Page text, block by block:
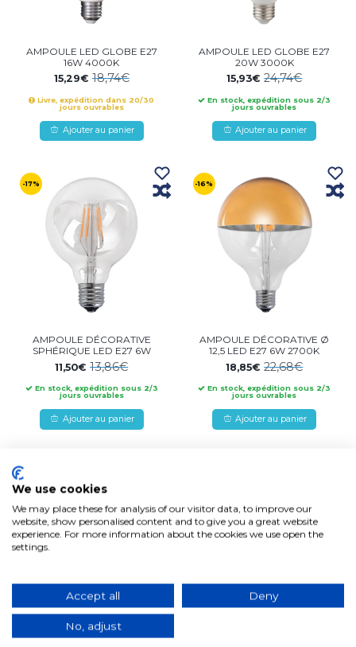
AMPOULE LED GLOBE E27
16W 4000K
15,29€18,74€
Livre, expédition dans 20/30
jours ouvrables
Ajouter au panier
AMPOULE LED GLOBE E27
20W 3000K
15,93€24,74€
En stock, expédition sous 2/3
jours ouvrables
Ajouter au panier
-17%
AMPOULE DÉCORATIVE
SPHÉRIQUE LED E27 6W
11,50€13,86€
En stock, expédition sous 2/3
jours ouvrables
Ajouter au panier
-16%
AMPOULE DÉCORATIVE Ø
12,5 LED E27 6W 2700K
18,85€22,68€
En stock, expédition sous 2/3
jours ouvrables
Ajouter au panier
-16%
AMPOULE DÉCORATIVE
SPHÉRIQUE LED E27 7W
We use cookies
We may place these for analysis of our visitor data, to improve our
website, show personalised content and to give you a great website
experience. For more information about the cookies we use open the
settings.
Accept all Deny
No, adjust